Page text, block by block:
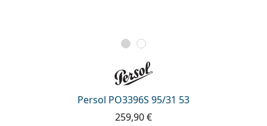
Persol PO3396S 95/31 53
259,90 €